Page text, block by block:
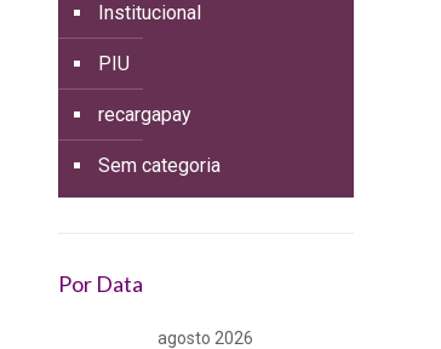
Institucional
PIU
recargapay
Sem categoria
Por Data
agosto 2026